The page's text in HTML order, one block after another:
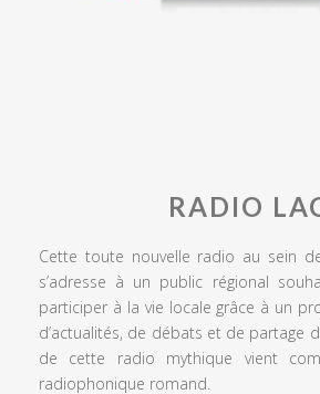
RADIO
Cette toute nouvelle radio au sein
s’adresse à un public régional
participer à la vie locale grâce à un
d’actualités, de débats et de partage
de cette radio mythique vient
radiophonique romand.